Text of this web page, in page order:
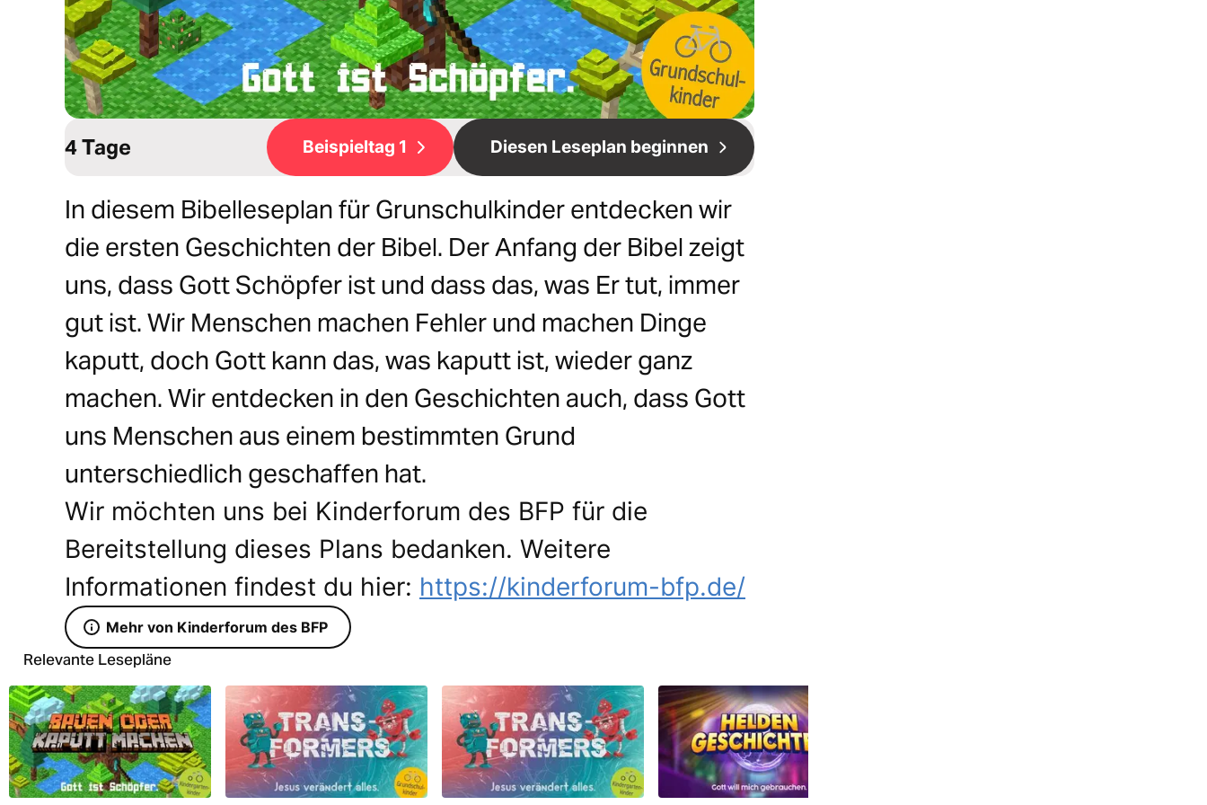
4 Tage Beispieltag 1 Diesen Leseplan beginnen
In diesem Bibelleseplan für Grunschulkinder entdecken wir
die ersten Geschichten der Bibel. Der Anfang der Bibel zeigt
uns, dass Gott Schöpfer ist und dass das, was Er tut, immer
gut ist. Wir Menschen machen Fehler und machen Dinge
kaputt, doch Gott kann das, was kaputt ist, wieder ganz
machen. Wir entdecken in den Geschichten auch, dass Gott
uns Menschen aus einem bestimmten Grund
unterschiedlich geschaffen hat.
Wir möchten uns bei Kinderforum des BFP für die
Bereitstellung dieses Plans bedanken. Weitere
Informationen findest du hier: https://kinderforum-bfp.de/
Mehr von Kinderforum des BFP
Relevante Lesepläne